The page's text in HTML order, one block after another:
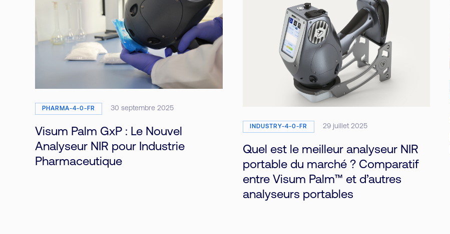
PHARMA-4-0-FR 30 septembre 2025
Visum Palm GxP : Le Nouvel
Analyseur NIR pour Industrie
Pharmaceutique
INDUSTRY-4-0-FR 29 juillet 2025
Quel est le meilleur analyseur NIR
portable du marché ? Comparatif
entre Visum Palm™ et d’autres
analyseurs portables